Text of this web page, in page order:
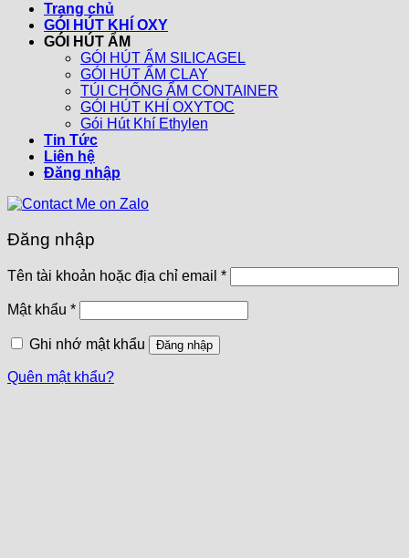
Trang chủ
GÓI HÚT KHÍ OXY
GÓI HÚT ẨM
GÓI HÚT ẨM SILICAGEL
GÓI HÚT ẨM CLAY
TÚI CHỐNG ẨM CONTAINER
GÓI HÚT KHÍ OXYTOC
Gói Hút Khí Ethylen
Tin Tức
Liên hệ
Đăng nhập
Đăng nhập
Tên tài khoản hoặc địa chỉ email *
Mật khẩu *
Ghi nhớ mật khẩu Đăng nhập
Quên mật khẩu?